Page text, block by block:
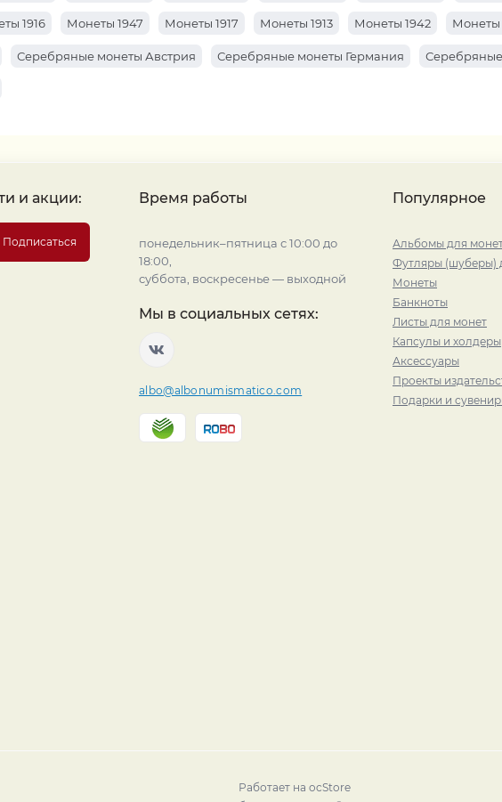
1916 Монеты 1947 Монеты 1917 Монеты 1913 Монеты 1942 Монеты
Серебряные монеты Австрия Серебряные монеты Германия
и акции:
Подписаться
Время работы
понедельник–пятница с 10:00 до
18:00,
суббота, воскресенье — выходной
Мы в социальных сетях:
albo@albonumismatico.com
Популярное
Альбомы для
Футляры (шуберы)
Монеты
Банкноты
Листы для монет
Капсулы и холдеры
Аксессуары
Проекты
Подарки и
Работает на ocStore